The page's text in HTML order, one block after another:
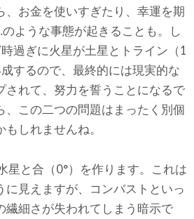
、お金を使いすぎたり、幸運を期
ような事態が起きることも。し
過ぎに火星が土星とトライン（1
するので、最終的には現実的な
されて、努力を誓うことになるで
、この二つの問題はまったく別個
しれませんね。
星と合（0°）を作ります。これは
に見えますが、コンバストといっ
繊細さが失われてしまう暗示で